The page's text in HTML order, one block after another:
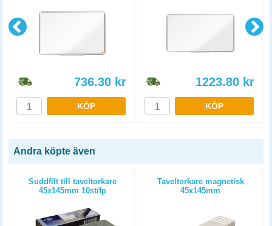
736.30 kr
KÖP
1223.80 kr
KÖP
Andra köpte även
Suddfilt till taveltorkare
45x145mm 10st/fp
Taveltorkare magnetisk
45x145mm